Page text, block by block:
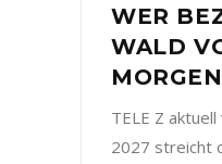
WER
WALD
TELE Z
2027 streicht